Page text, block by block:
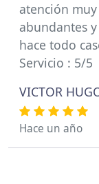
atención
abundantes
hace todo
Servicio : 5/
VICTOR
Hace un año